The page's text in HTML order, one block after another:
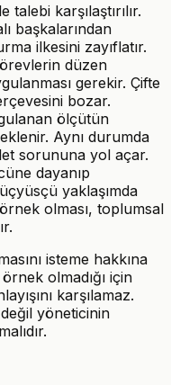
talebi karşılaştırılır.
başkalarından
ilkesini zayıflatır.
düzen
gerekir. Çifte
bozar.
ölçütün
Aynı durumda
sorununa yol açar.
dayanıp
yaklaşımda
olması, toplumsal
isteme hakkına
olmadığı için
karşılamaz.
yöneticinin